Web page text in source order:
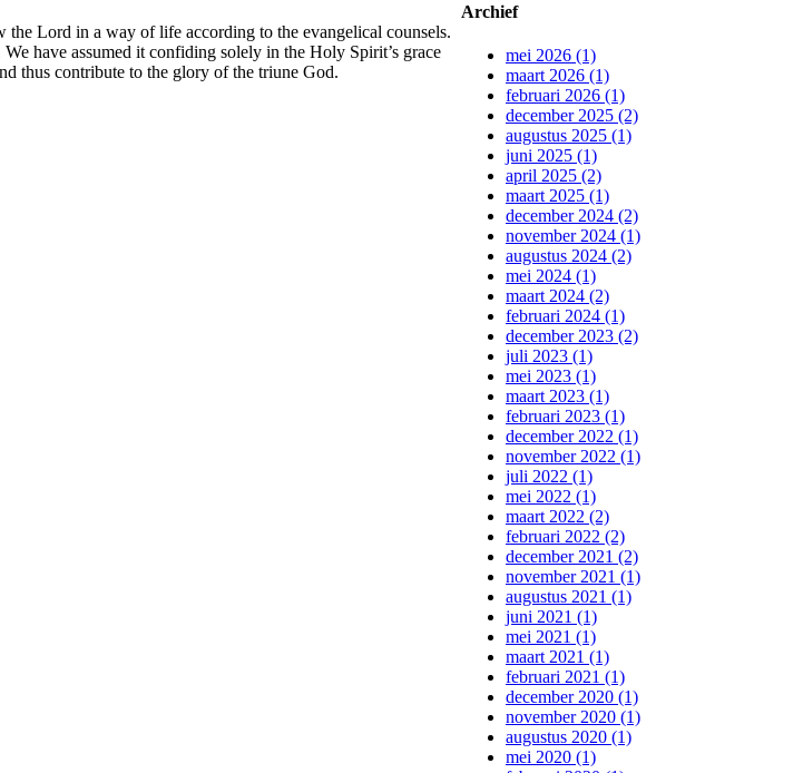
Archief
mei 2026 (1)
maart 2026 (1)
februari 2026 (1)
december 2025 (2)
augustus 2025 (1)
juni 2025 (1)
april 2025 (2)
maart 2025 (1)
december 2024 (2)
november 2024 (1)
augustus 2024 (2)
mei 2024 (1)
maart 2024 (2)
februari 2024 (1)
december 2023 (2)
juli 2023 (1)
mei 2023 (1)
maart 2023 (1)
februari 2023 (1)
december 2022 (1)
november 2022 (1)
juli 2022 (1)
mei 2022 (1)
maart 2022 (2)
februari 2022 (2)
december 2021 (2)
november 2021 (1)
augustus 2021 (1)
juni 2021 (1)
mei 2021 (1)
maart 2021 (1)
februari 2021 (1)
december 2020 (1)
november 2020 (1)
augustus 2020 (1)
mei 2020 (1)
the Lord in a way of life according to the evangelical counsels.
have assumed it confiding solely in the Holy Spirit’s grace
thus contribute to the glory of the triune God.